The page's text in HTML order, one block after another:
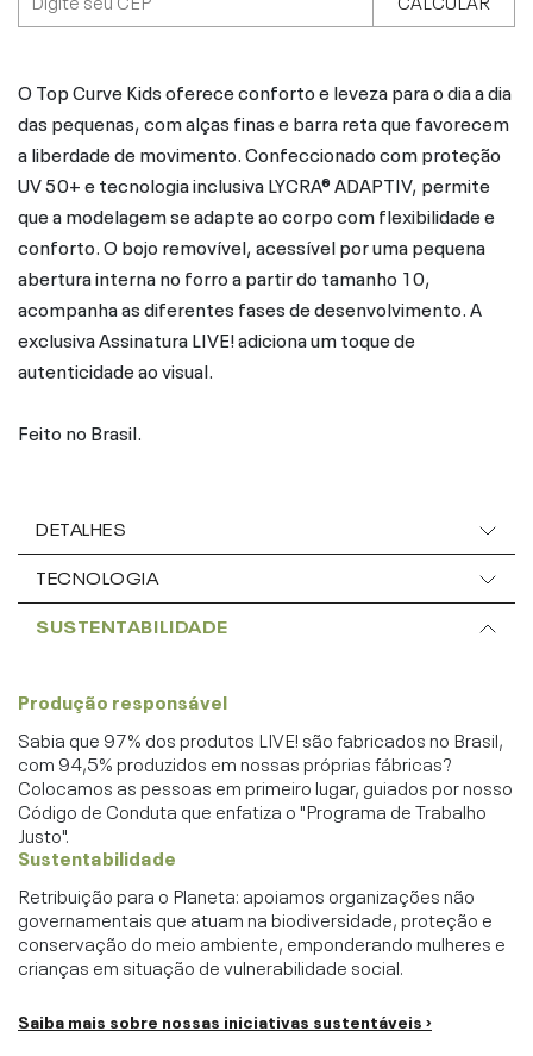
O Top Curve Kids oferece conforto e leveza para o dia a dia
das pequenas, com alças finas e barra reta que favorecem
a liberdade de movimento. Confeccionado com proteção
UV 50+ e tecnologia inclusiva LYCRA® ADAPTIV, permite
que a modelagem se adapte ao corpo com flexibilidade e
conforto. O bojo removível, acessível por uma pequena
abertura interna no forro a partir do tamanho 10,
acompanha as diferentes fases de desenvolvimento. A
exclusiva Assinatura LIVE! adiciona um toque de
autenticidade ao visual.
Feito no Brasil.
DETALHES
TECNOLOGIA
SUSTENTABILIDADE
Produção responsável
Sabia que 97% dos produtos LIVE! são fabricados no Brasil,
com 94,5% produzidos em nossas próprias fábricas?
Colocamos as pessoas em primeiro lugar, guiados por nosso
Código de Conduta que enfatiza o "Programa de Trabalho
Justo".
Sustentabilidade
Retribuição para o Planeta: apoiamos organizações não
governamentais que atuam na biodiversidade, proteção e
conservação do meio ambiente, emponderando mulheres e
crianças em situação de vulnerabilidade social.
Saiba mais sobre nossas iniciativas sustentáveis ›